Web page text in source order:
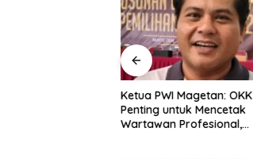
Ketua PWI Magetan: OKK
Penting untuk Mencetak
Wartawan Profesional,